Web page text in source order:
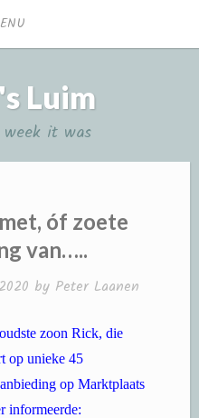
Luim
it was
óf zoete
van…..
by Peter Laanen
zoon Rick, die
op unieke 45
op Marktplaats
informeerde: